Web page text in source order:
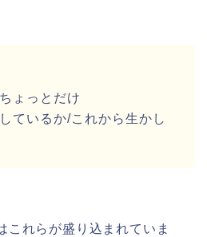
ょっとだけ
ているか/これから生かし
これらが盛り込まれていま